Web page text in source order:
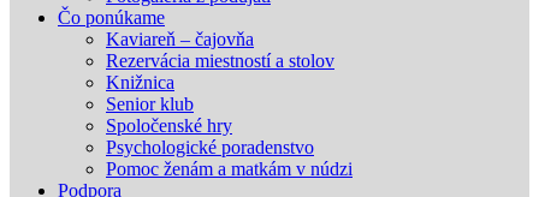
Čo ponúkame
Kaviareň – čajovňa
Rezervácia miestností a stolov
Knižnica
Senior klub
Spoločenské hry
Psychologické poradenstvo
Pomoc ženám a matkám v núdzi
Podpora